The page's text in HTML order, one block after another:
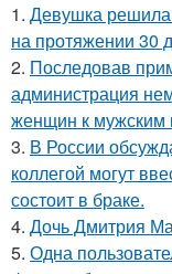
1. Девушка решила
на протяжении 30
2. Последовав
администрация
женщин к мужским
3. В России
коллегой могут
состоит в браке.
4. Дочь Дмитрия
5. Одна